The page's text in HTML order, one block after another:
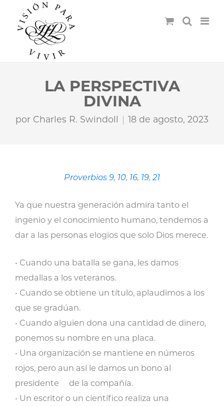
LA PERSPECTIVA
DIVINA
por Charles R. Swindoll 18 de agosto, 2023
Proverbios 9, 10, 16, 19,21
Ya que nuestra generación admira tanto el
ingenio y el conocimiento humano, tendemos a
dar a las personas elogios que solo Dios merece.
• Cuando una batalla se gana, les damos
medallas a los veteranos.
• Cuando se obtiene un título, aplaudimos a los
que se gradúan.
• Cuando alguien dona una cantidad de dinero,
ponemos su nombre en una placa.
• Una organización se mantiene en números
rojos, pero aun así le damos un bono al
presidente de la compañía.
• Un escritor o un científico realiza una